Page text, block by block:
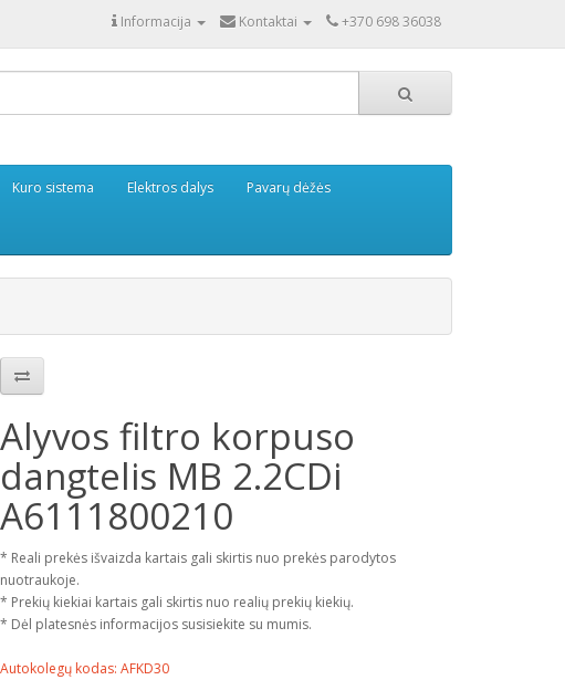
Informacija Kontaktai +370 698 36038
Kuro sistema Elektros dalys Pavarų dėžės
Alyvos filtro korpuso
dangtelis MB 2.2CDi
A6111800210
* Reali prekės išvaizda kartais gali skirtis nuo prekės parodytos
nuotraukoje.
* Prekių kiekiai kartais gali skirtis nuo realių prekių kiekių.
* Dėl platesnės informacijos susisiekite su mumis.
Autokolegų kodas: AFKD30